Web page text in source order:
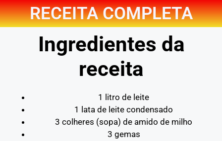
RECEITA COMPLETA
Ingredientes da
receita
1 litro de leite
1 lata de leite condensado
3 colheres (sopa) de amido de milho
3 gemas